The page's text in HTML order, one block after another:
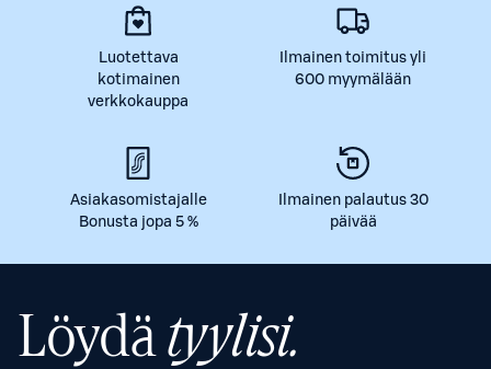
Luotettava
kotimainen
verkkokauppa
Ilmainen toimitus yli
600 myymälään
Asiakasomistajalle
Bonusta jopa 5 %
Ilmainen palautus 30
päivää
Löydätyylisi.